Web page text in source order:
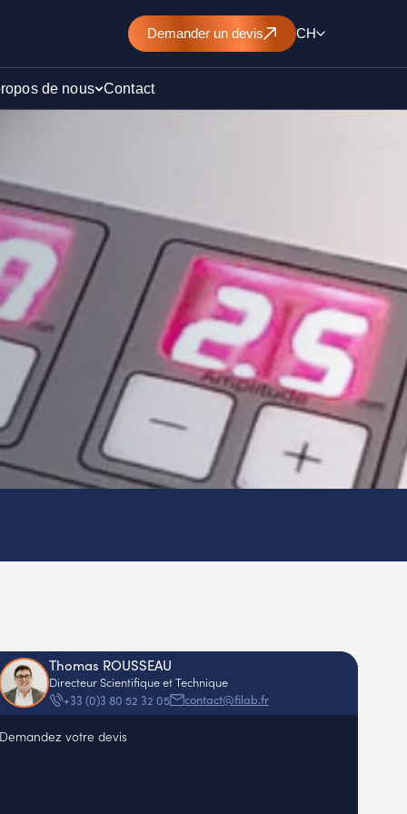
Demander un devis CH
de
de nous Contact
Thomas ROUSSEAU
Directeur Scientifique et Technique
+33 (0)3 80 52 32 05
contact@filab.fr
Demandez votre devis